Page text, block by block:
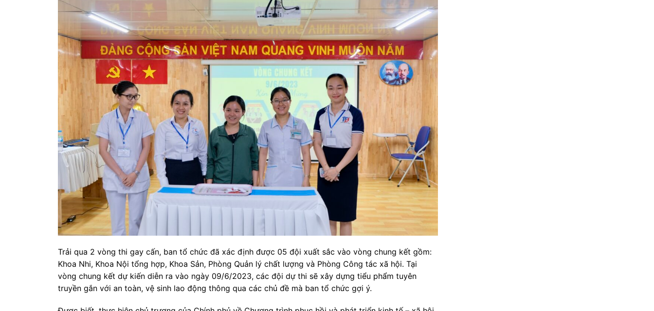
Trải qua 2 vòng thi gay cấn, ban tổ chức đã xác định được 05 đội xuất sắc vào vòng chung kết gồm:
Khoa Nhi, Khoa Nội tổng hợp, Khoa Sản, Phòng Quản lý chất lượng và Phòng Công tác xã hội. Tại
vòng chung kết dự kiến diễn ra vào ngày 09/6/2023, các đội dự thi sẽ xây dựng tiểu phẩm tuyên
truyền gắn với an toàn, vệ sinh lao động thông qua các chủ đề mà ban tổ chức gợi ý.